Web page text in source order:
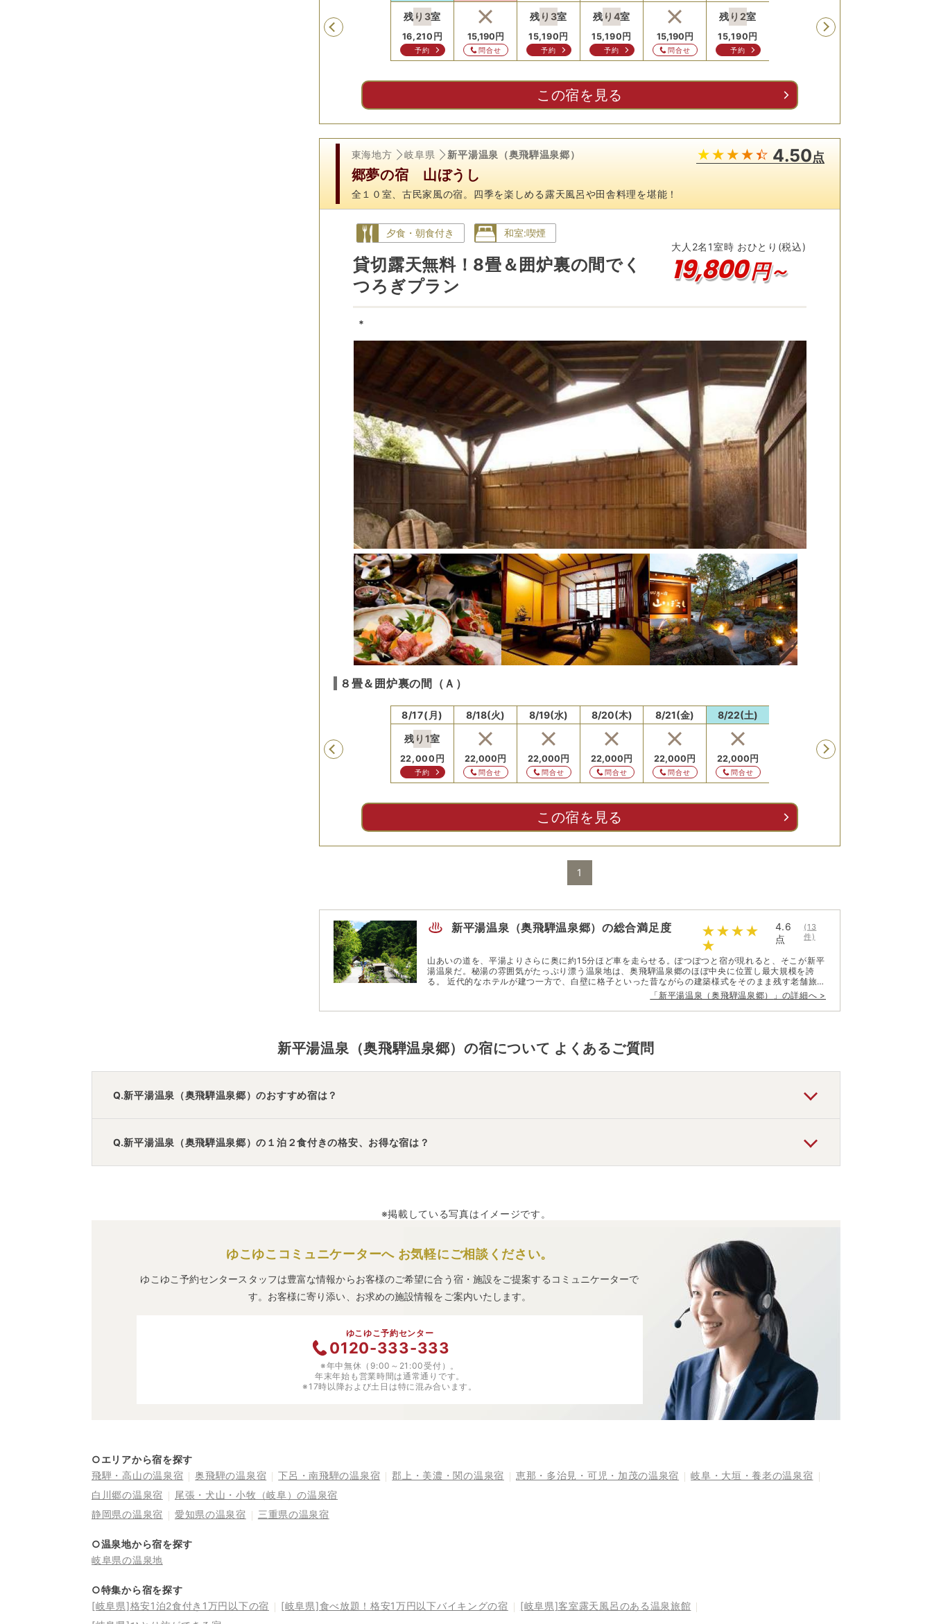
Previous
15,190
残り 3室
16,210 円
予約
15,190 円
問合せ
残り 3室
15,190 円
予約
残り 4室
15,190 円
予約
15,190 円
問合せ
残り 2室
15,190 円
予約
円
この宿を見る
東海地方 岐阜県 新平湯温泉（奥飛騨温泉郷） 4.50点
郷夢の宿 山ぼうし
全１０室、古民家風の宿。四季を楽しめる露天風呂や田舎料理を堪能！
夕食・朝食付き 和室:喫煙
貸切露天無料！8畳＆囲炉裏の間でく
つろぎプラン
大人 2名 1室時 おひとり(税込)
19,800円～
*
８畳＆囲炉裏の間（Ａ）
Previous
22,000
8/17(月)
残り 1室
22,000 円
予約
8/18(火)
22,000 円
問合せ
8/19(水)
22,000 円
問合せ
8/20(木)
22,000 円
問合せ
8/21(金)
22,000 円
問合せ
8/22(土)
22,000 円
問合せ
円
この宿を見る
1
新平湯温泉（奥飛騨温泉郷）の総合満足度
4.6
点
(13
件)
山あいの道を、平湯よりさらに奥に約15分ほど車を走らせる。ぽつぽつと宿が現れると、そこが新平
湯温泉だ。秘湯の雰囲気がたっぷり漂う温泉地は、奥飛騨温泉郷のほぼ中央に位置し最大規模を誇
る。 近代的なホテルが建つ一方で、白壁に格子といった昔ながらの建築様式をそのまま残す老舗旅
館も。食膳を飾るのは、名産の飛騨牛と朴葉（ほうば）味噌。ご存知、飛騨牛は刺身やしゃぶしゃぶ
で、香ばしい香りがたまらない。宿によっては「飛騨牛の朴葉味噌焼き」で、飛騨の味覚を贅沢に楽
「 新平湯温泉（奥飛騨温泉郷） 」の詳細へ >
新平湯温泉（奥飛騨温泉郷）の宿について よくあるご質問
Q.新平湯温泉（奥飛騨温泉郷）のおすすめ宿は？
A. 「恵那峡温泉ホテル ゆずり葉 」 ・ 「ホテルくさかべアルメリア 」
Q.新平湯温泉（奥飛騨温泉郷）の１泊２食付きの格安、お得な宿は？
※掲載している写真はイメージです。
ゆこゆこコミュニケーターへ お気軽にご相談ください。
ゆこゆこ予約センタースタッフは豊富な情報からお客様のご希望に合う宿・施設をご提案するコミュニケーターで
す。お客様に寄り添い、お求めの施設情報をご案内いたします。
ゆこゆこ予約センター
0120-333-333
※年中無休（9:00～21:00受付）。
年末年始も営業時間は通常通りです。
※17時以降および土日は特に混み合います。
○エリアから宿を探す
飛騨・高山の温泉宿
奥飛騨の温泉宿 下呂・南飛騨の温泉宿 郡上・美濃・関の温泉宿 恵那・多治見・可児・加茂の温泉宿
岐阜・大垣・養老の温泉宿
白川郷の温泉宿
尾張・犬山・小牧（岐阜）の温泉宿
静岡県の温泉宿
愛知県の温泉宿 三重県の温泉宿
○温泉地から宿を探す
岐阜県の温泉地
○特集から宿を探す
[岐阜県]格安1泊2食付き1万円以下の宿
[岐阜県]食べ放題！格安1万円以下バイキングの宿
[岐阜県]客室露天風呂のある温泉旅館